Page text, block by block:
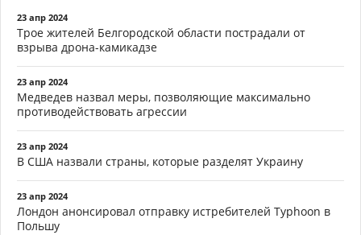
23 апр 2024
Трое жителей Белгородской области пострадали от
взрыва дрона-камикадзе
23 апр 2024
Медведев назвал меры, позволяющие максимально
противодействовать агрессии
23 апр 2024
В США назвали страны, которые разделят Украину
23 апр 2024
Лондон анонсировал отправку истребителей Typhoon в
Польшу